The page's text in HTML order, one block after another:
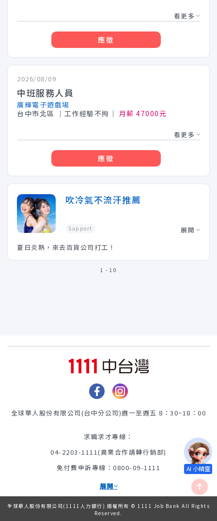
看更多
應徵
2026/08/09
中班服務人員
廣輝電子遊戲場
台中市北區
│工作經驗不拘│ 月薪 47000元
看更多
應徵
吹冷氣不流汗推薦
展開
Support
夏日炎熱，來去百貨公司打工！
1 - 10
全球華人股份有限公司(台中分公司)週一至週五 8：30~18：00
求職求才專線：
04-2203-1111(異業合作請轉行銷部)
免付費申訴專線：0800-09-1111
展開
全球華人股份有限公司(1111人力銀行) 版權所有 © 1111 Job Bank All Rights
Reserved.